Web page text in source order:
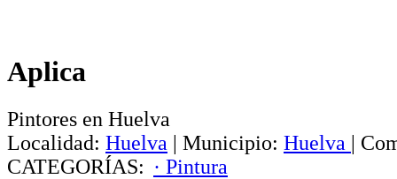
Aplica
Pintores en Huelva
Localidad: Huelva | Municipio: Huelva |
CATEGORÍAS: · Pintura